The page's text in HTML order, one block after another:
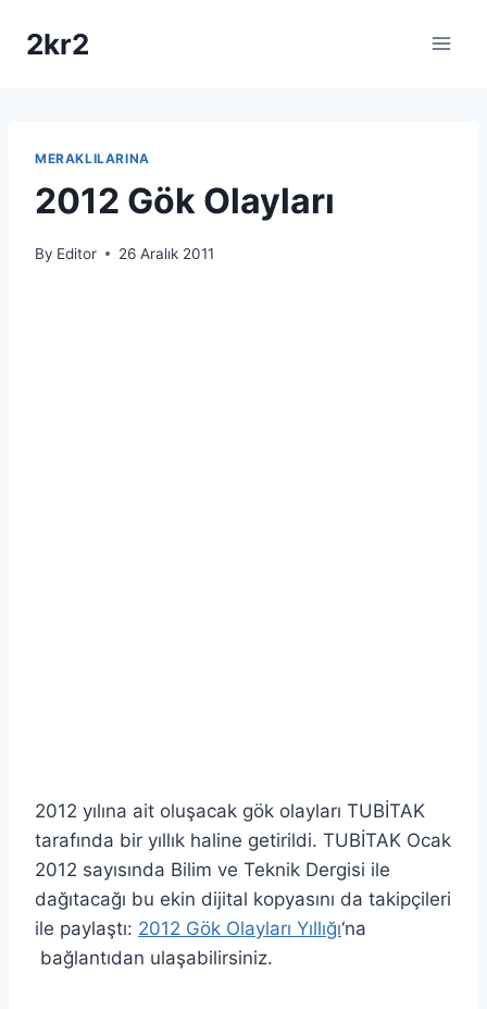
2kr2
MERAKLILARINA
2012 Gök Olayları
By Editor 26 Aralık 2011
2012 yılına ait oluşacak gök olayları TUBİTAK
tarafında bir yıllık haline getirildi. TUBİTAK Ocak
2012 sayısında Bilim ve Teknik Dergisi ile
dağıtacağı bu ekin dijital kopyasını da takipçileri
ile paylaştı: 2012 Gök Olayları Yıllığı‘na
bağlantıdan ulaşabilirsiniz.